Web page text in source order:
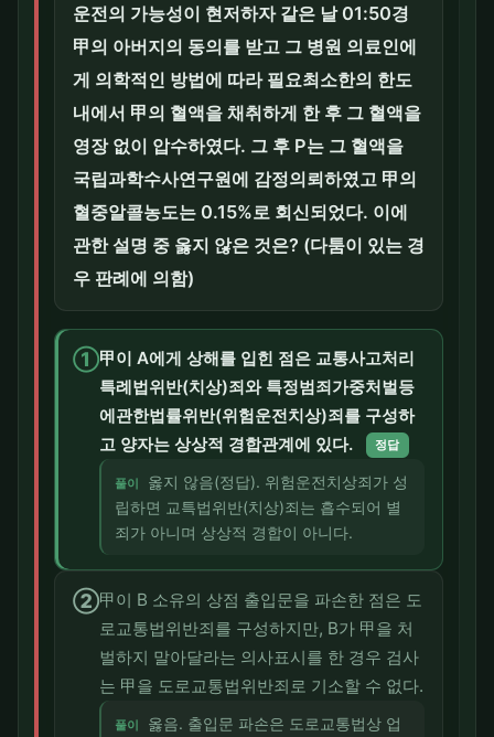
운전의 가능성이 현저하자 같은 날 01:50경
甲의 아버지의 동의를 받고 그 병원 의료인에
게 의학적인 방법에 따라 필요최소한의 한도
내에서 甲의 혈액을 채취하게 한 후 그 혈액을
영장 없이 압수하였다. 그 후 P는 그 혈액을
국립과학수사연구원에 감정의뢰하였고 甲의
혈중알콜농도는 0.15%로 회신되었다. 이에
관한 설명 중 옳지 않은 것은? (다툼이 있는 경
우 판례에 의함)
①甲이 A에게 상해를 입힌 점은 교통사고처리
특례법위반(치상)죄와 특정범죄가중처벌등
에관한법률위반(위험운전치상)죄를 구성하
고 양자는 상상적 경합관계에 있다.
정답
풀이
옳지 않음(정답). 위험운전치상죄가 성
립하면 교특법위반(치상)죄는 흡수되어 별
죄가 아니며 상상적 경합이 아니다.
②甲이 B 소유의 상점 출입문을 파손한 점은 도
로교통법위반죄를 구성하지만, B가 甲을 처
벌하지 말아달라는 의사표시를 한 경우 검사
는 甲을 도로교통법위반죄로 기소할 수 없다.
풀이
옳음. 출입문 파손은 도로교통법상 업